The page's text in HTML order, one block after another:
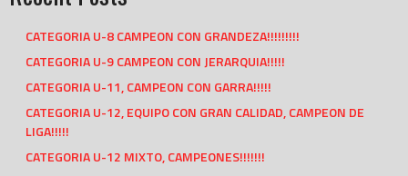
CATEGORIA U-8 CAMPEON CON GRANDEZA!!!!!!!!!
CATEGORIA U-9 CAMPEON CON JERARQUIA!!!!!
CATEGORIA U-11, CAMPEON CON GARRA!!!!!
CATEGORIA U-12, EQUIPO CON GRAN CALIDAD, CAMPEON DE
LIGA!!!!!
CATEGORIA U-12 MIXTO, CAMPEONES!!!!!!!